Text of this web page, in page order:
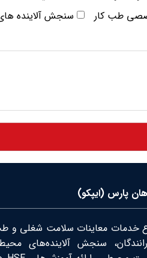
طب کار
سنجش آلاینده
پارس (ایپکو)
خدمات معاینات سلامت شغلی و
سنجش آلاینده‌های محیط